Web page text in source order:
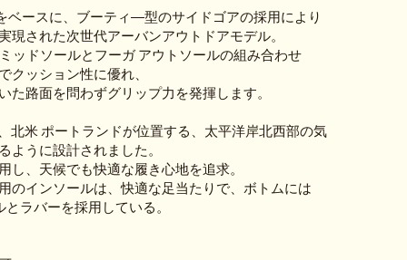
ベースに、ブーティ―型のサイドゴアの採用により
現された次世代アーバンアウトドアモデル。
ミッドソールとフーガ アウトソールの組み合わせ
クッション性に優れ、
た路面を問わずグリップ力を発揮します。
北米 ポートランドが位置する、太平洋岸北西部の気
ように設計されました。
し、天候でも快適な履き心地を追求。
のインソールは、快適な足当たりで、ボトムには
とラバーを採用している。